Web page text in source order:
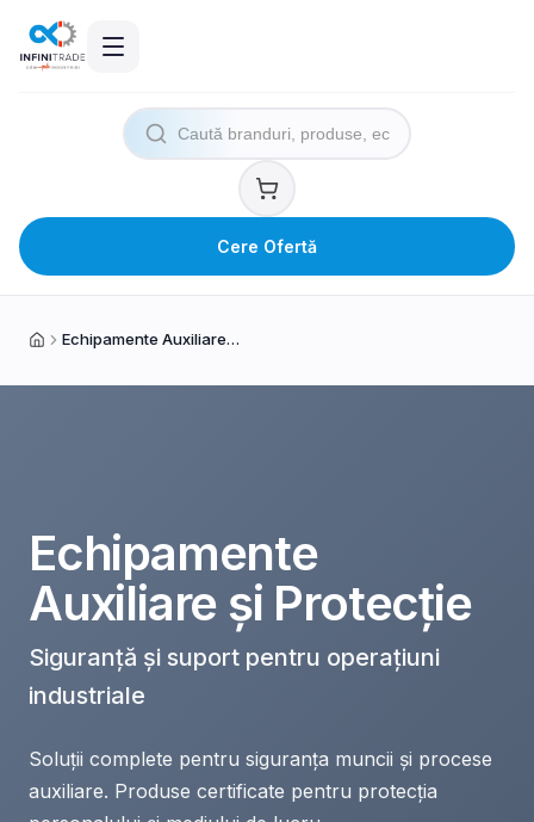
Cere Ofertă
Acasă Echipamente Auxiliare și Protecție
Echipamente
Auxiliare și Protecție
Siguranță și suport pentru operațiuni
industriale
Soluții complete pentru siguranța muncii și procese
auxiliare. Produse certificate pentru protecția